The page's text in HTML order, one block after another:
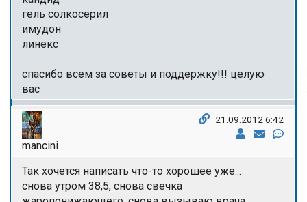
гель солкосерил
имудон
линекс
спасибо всем за советы и поддержку!!! целую
вас
mancini
21.09.2012 6:42
Так хочется написать что-то хорошее уже...
снова утром 38,5, снова свечка